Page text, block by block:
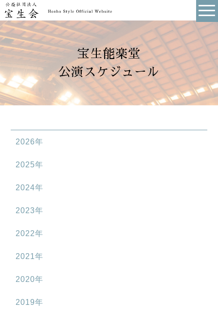
宝生能楽堂
公演スケジュール
2026年
2025年
2024年
2023年
2022年
2021年
2020年
2019年